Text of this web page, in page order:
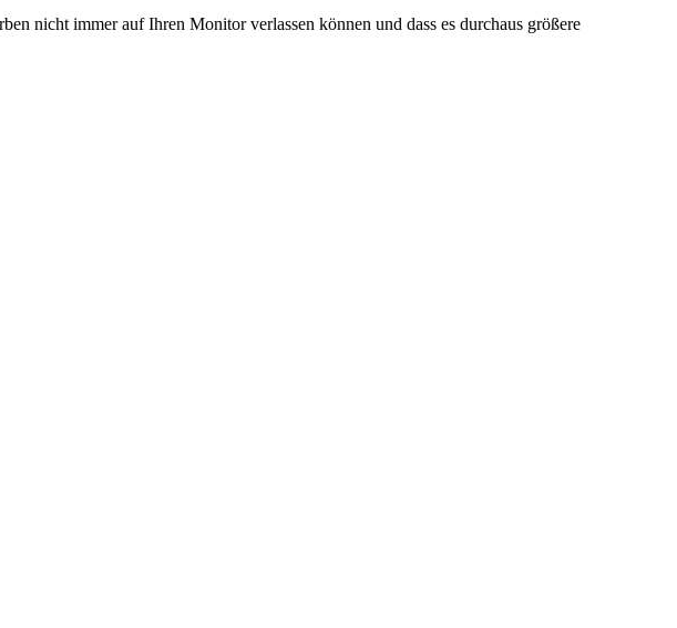
nicht immer auf Ihren Monitor verlassen können und dass es durchaus größere